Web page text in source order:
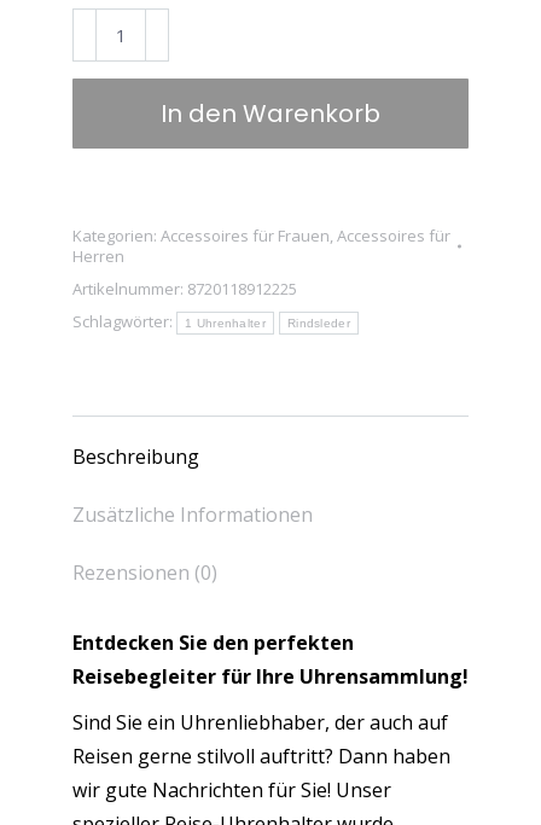
BUGOLINI
ANTIQUS6
1
Fach
–
Retro-
Menge
In den Warenkorb
Kategorien: Accessoires für Frauen, Accessoires für
Herren
Artikelnummer: 8720118912225
Schlagwörter:
1 Uhrenhalter Rindsleder
Beschreibung
Zusätzliche Informationen
Rezensionen (0)
Entdecken Sie den perfekten
Reisebegleiter für Ihre Uhrensammlung!
Sind Sie ein Uhrenliebhaber, der auch auf
Reisen gerne stilvoll auftritt? Dann haben
wir gute Nachrichten für Sie! Unser